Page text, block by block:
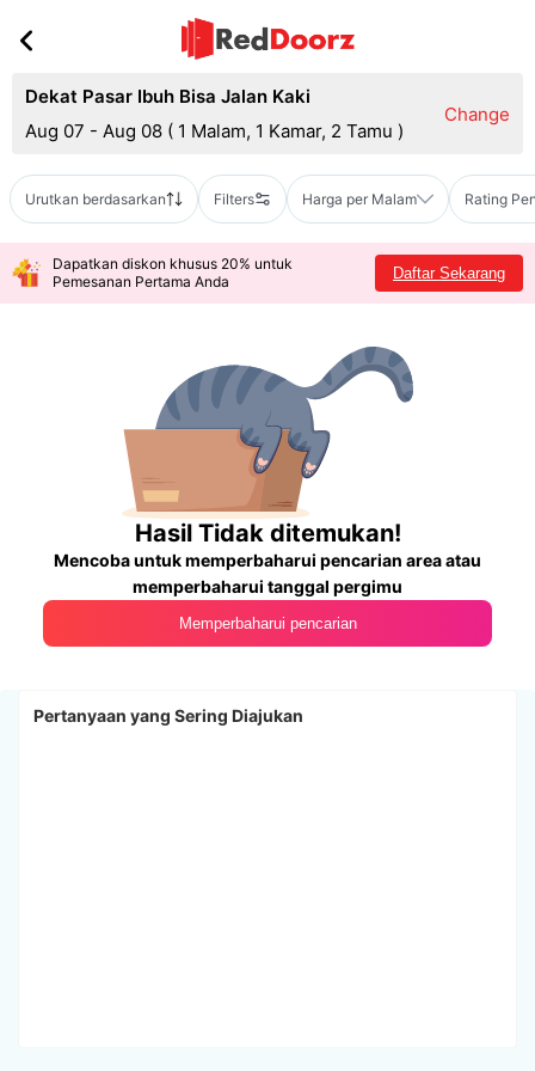
Dekat Pasar Ibuh Bisa Jalan Kaki
Aug 07 - Aug 08 ( 1 Malam, 1 Kamar, 2 Tamu )
Change
Urutkan berdasarkan Filters Harga per Malam Rating
Dapatkan diskon khusus 20% untuk
Pemesanan Pertama Anda
Daftar Sekarang
Hasil Tidak ditemukan!
Mencoba untuk memperbaharui pencarian area atau
memperbaharui tanggal pergimu
Memperbaharui pencarian
Pertanyaan yang Sering Diajukan